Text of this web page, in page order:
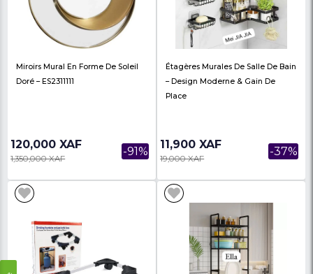
60,000 XAF 120,000 XAF
134,000 XAF
Affiche Et Toile Artistique De Impression Sur Toile